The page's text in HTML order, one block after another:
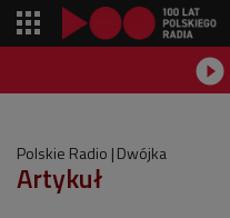

Polskie Radio Dwójka
Artykuł